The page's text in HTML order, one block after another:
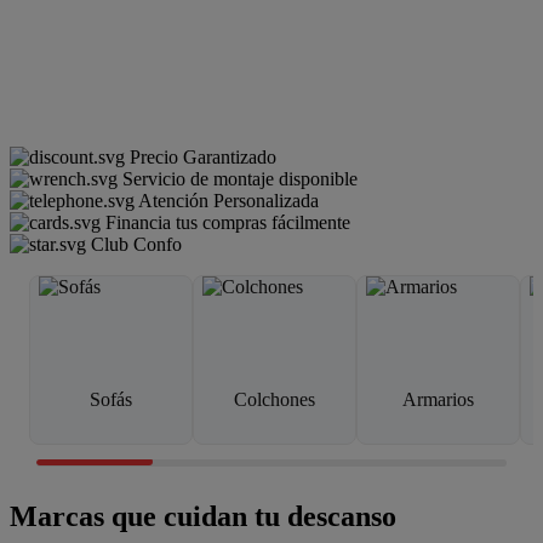
Precio Garantizado
Servicio de montaje disponible
Atención Personalizada
Financia tus compras fácilmente
Club Confo
Sofás Colchones Armarios
Marcas que cuidan tu descanso